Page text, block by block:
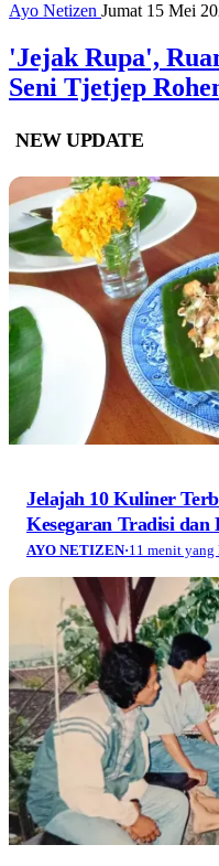
Ayo Netizen Jumat 15 Mei
'Jejak Rupa',
Seni Tjetjep
NEW UPDATE
Jelajah 10 Kuliner
Kesegaran Tradisi dan
AYO NETIZEN·11 menit yang